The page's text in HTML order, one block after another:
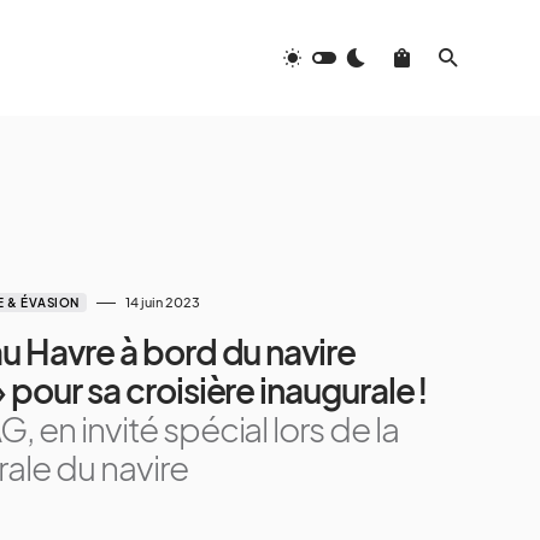
& ÉVASION 14 juin 2023
Havre à bord du navire
pour sa croisière inaugurale !
en invité spécial lors de la
du navire